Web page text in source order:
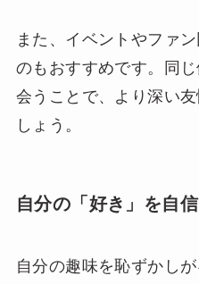
また、イベントやファ
のもおすすめです。同
会うことで、より深い
しょう。
自分の「好き」を自
自分の趣味を恥ずかし